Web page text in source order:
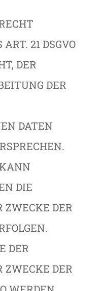
21 DSGVO
DER
DER
DATEN
DIE
ZWECKE DER
DER
ZWECKE DER